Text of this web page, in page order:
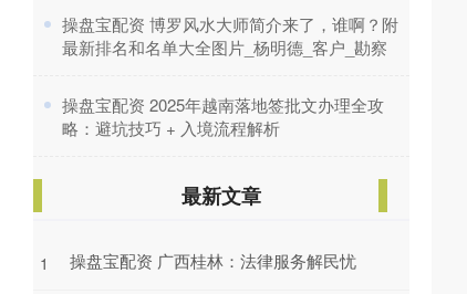
​操盘宝配资 博罗风水大师简介来了，谁啊？附
最新排名和名单大全图片_杨明德_客户_勘察
​操盘宝配资 2025年越南落地签批文办理全攻
略：避坑技巧 + 入境流程解析
最新文章
1 操盘宝配资 广西桂林：法律服务解民忧